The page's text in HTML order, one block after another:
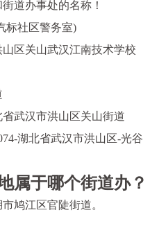
道办事处的名称！
标社区警务室)
区关山武汉江南技术学校
武汉市洪山区关山街道
湖北省武汉市洪山区-光谷
属于哪个街道办？
鸠江区官陡街道。